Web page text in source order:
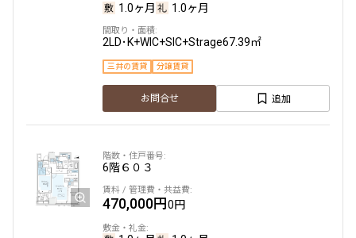
1.0ヶ月 1.0ヶ月
2LD･K+WIC+SIC+Strage67.39㎡
三井の賃貸 分譲賃貸
お問合せ 追加
6階６０３
470,000円0円